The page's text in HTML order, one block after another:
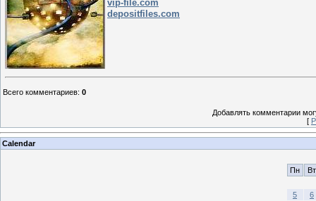
vip-file.com
depositfiles.com
Всего комментариев: 0
Добавлять комментарии
[
Calendar
Пн Вт
5
6